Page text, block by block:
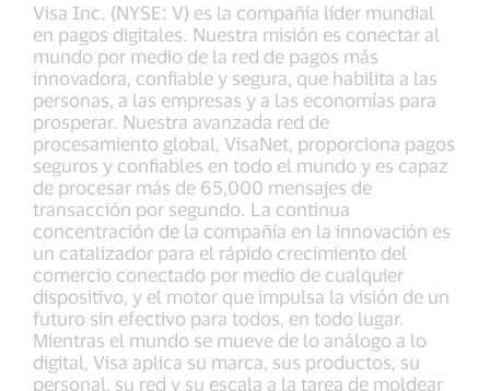
Visa Inc. (NYSE: V) es la compañía líder mundial
en pagos digitales. Nuestra misión es conectar al
mundo por medio de la red de pagos más
innovadora, confiable y segura, que habilita a las
personas, a las empresas y a las economías para
prosperar. Nuestra avanzada red de
procesamiento global, VisaNet, proporciona pagos
seguros y confiables en todo el mundo y es capaz
de procesar más de 65,000 mensajes de
transacción por segundo. La continua
concentración de la compañía en la innovación es
un catalizador para el rápido crecimiento del
comercio conectado por medio de cualquier
dispositivo, y el motor que impulsa la visión de un
futuro sin efectivo para todos, en todo lugar.
Mientras el mundo se mueve de lo análogo a lo
digital, Visa aplica su marca, sus productos, su
personal, su red y su escala a la tarea de moldear